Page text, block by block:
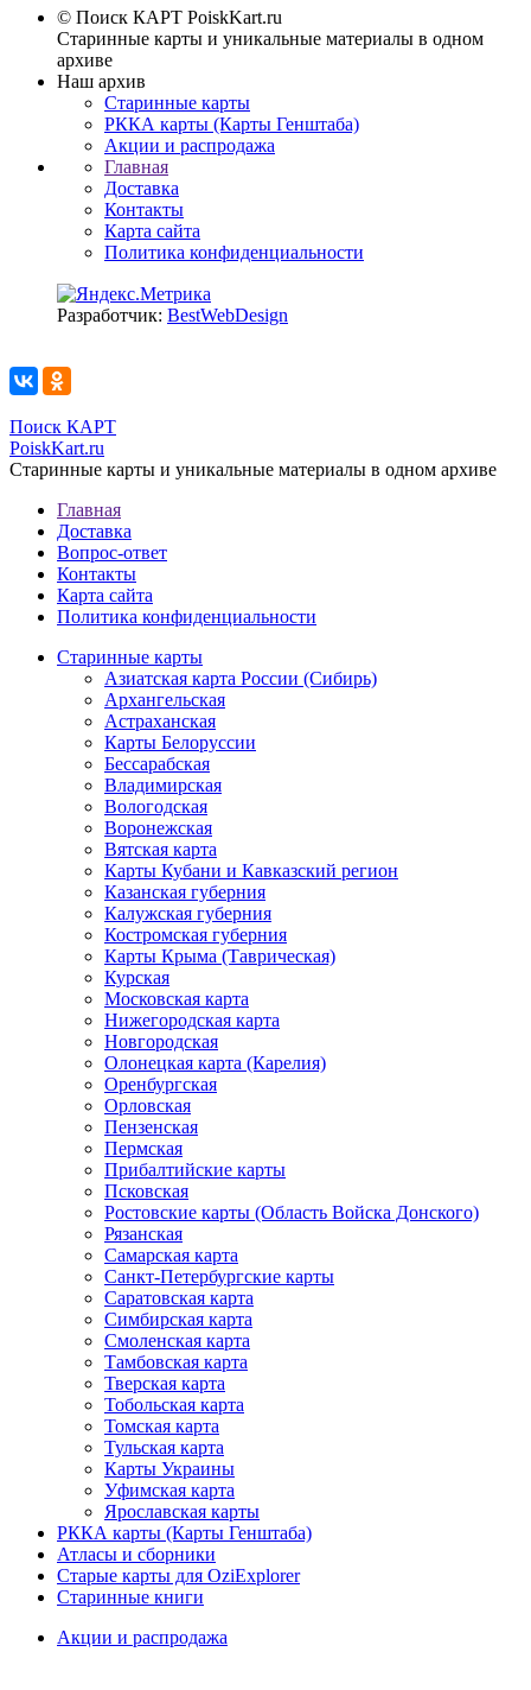
© Поиск КАРТ PoiskKart.ru
Старинные карты и уникальные материалы в одном
архиве
Наш архив
Старинные карты
РККА карты (Карты Генштаба)
Акции и распродажа
Главная
Доставка
Контакты
Карта сайта
Политика конфиденциальности
Разработчик: BestWebDesign
Поиск КАРТ
PoiskKart.ru
Старинные карты и уникальные материалы в одном архиве
Главная
Доставка
Вопрос-ответ
Контакты
Карта сайта
Политика конфиденциальности
Старинные карты
Азиатская карта России (Сибирь)
Архангельская
Астраханская
Карты Белоруссии
Бессарабская
Владимирская
Вологодская
Воронежская
Вятская карта
Карты Кубани и Кавказский регион
Казанская губерния
Калужская губерния
Костромская губерния
Карты Крыма (Таврическая)
Курская
Московская карта
Нижегородская карта
Новгородская
Олонецкая карта (Карелия)
Оренбургская
Орловская
Пензенская
Пермская
Прибалтийские карты
Псковская
Ростовские карты (Область Войска Донского)
Рязанская
Самарская карта
Санкт-Петербургские карты
Саратовская карта
Симбирская карта
Смоленская карта
Тамбовская карта
Тверская карта
Тобольская карта
Томская карта
Тульская карта
Карты Украины
Уфимская карта
Ярославская карты
РККА карты (Карты Генштаба)
Атласы и сборники
Старые карты для OziExplorer
Старинные книги
Акции и распродажа